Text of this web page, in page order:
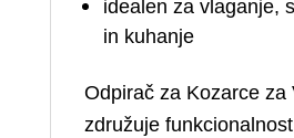
idealen za vlaganje,
in kuhanje
Odpirač za Kozarce za
združuje